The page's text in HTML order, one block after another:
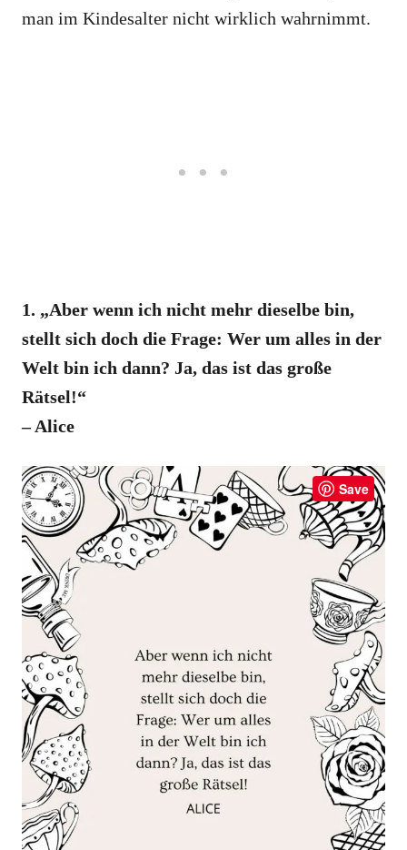
man im Kindesalter nicht wirklich wahrnimmt.
1. „Aber wenn ich nicht mehr dieselbe bin,
stellt sich doch die Frage: Wer um alles in der
Welt bin ich dann? Ja, das ist das große
Rätsel!“
– Alice
Save